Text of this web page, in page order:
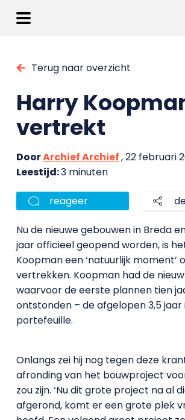
Terug naar overzicht
Harry
vertrekt
DoorArchief Archief, 22 februari
Leestijd:3 minuten
reageer
Nu de nieuwe gebouwen in Breda
jaar officieel geopend worden, is
Koopman een ‘natuurlijk moment’
vertrekken. Koopman had de
waarvoor de eerste plannen tien
ontstonden – de afgelopen 3,5 jaar
portefeuille.
Onlangs zei hij nog tegen deze
afronding van het bouwproject
zou zijn. ‘Nu dit grote project na al
afgerond, komt er een grote plek